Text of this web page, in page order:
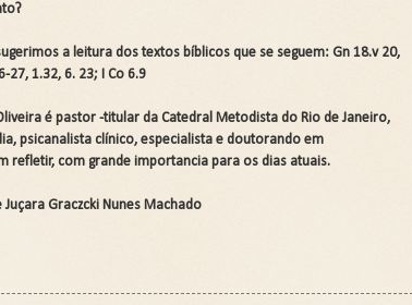
a leitura dos textos bíblicos que se seguem: Gn 18.v 20,
27, 1.32, 6. 23; I Co 6.9
é pastor -titular da Catedral Metodista do Rio de Janeiro,
psicanalista clínico, especialista e doutorando em
refletir, com grande importancia para os dias atuais.
Graczcki Nunes Machado